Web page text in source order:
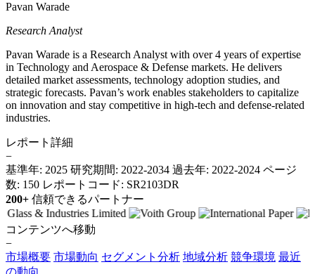
Pavan Warade
Research Analyst
Pavan Warade is a Research Analyst with over 4 years of expertise
in Technology and Aerospace & Defense markets. He delivers
detailed market assessments, technology adoption studies, and
strategic forecasts. Pavan’s work enables stakeholders to capitalize
on innovation and stay competitive in high-tech and defense-related
industries.
レポート詳細
−
基準年: 2025 研究期間: 2022-2034 過去年: 2022-2024 ページ
数: 150 レポートコード: SR2103DR
200+ 信頼できるパートナー
コンテンツへ移動
−
市場概要 市場動向 セグメント分析 地域分析 競争環境 最近